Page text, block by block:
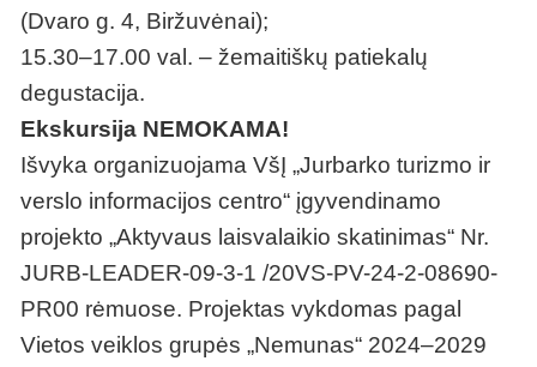
(Dvaro g. 4, Biržuvėnai);
15.30–17.00 val. – žemaitiškų patiekalų
degustacija.
Ekskursija NEMOKAMA!
Išvyka organizuojama VšĮ „Jurbarko turizmo ir
verslo informacijos centro“ įgyvendinamo
projekto „Aktyvaus laisvalaikio skatinimas“ Nr.
JURB-LEADER-09-3-1 /20VS-PV-24-2-08690-
PR00 rėmuose. Projektas vykdomas pagal
Vietos veiklos grupės „Nemunas“ 2024–2029